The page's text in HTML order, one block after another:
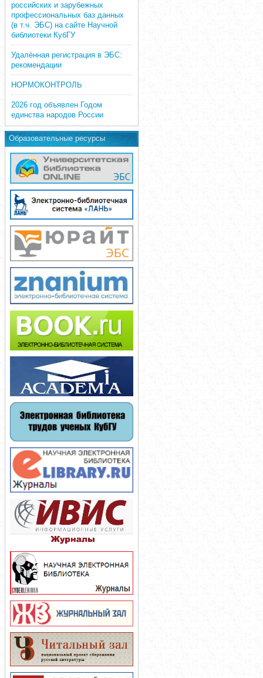
российских и зарубежных
профессиональных баз данных
(в т.ч. ЭБС) на сайте Научной
библиотеки КубГУ
Удалённая регистрация в ЭБС:
рекомендации
НОРМОКОНТРОЛЬ
2026 год объявлен Годом
единства народов России
Образовательные ресурсы